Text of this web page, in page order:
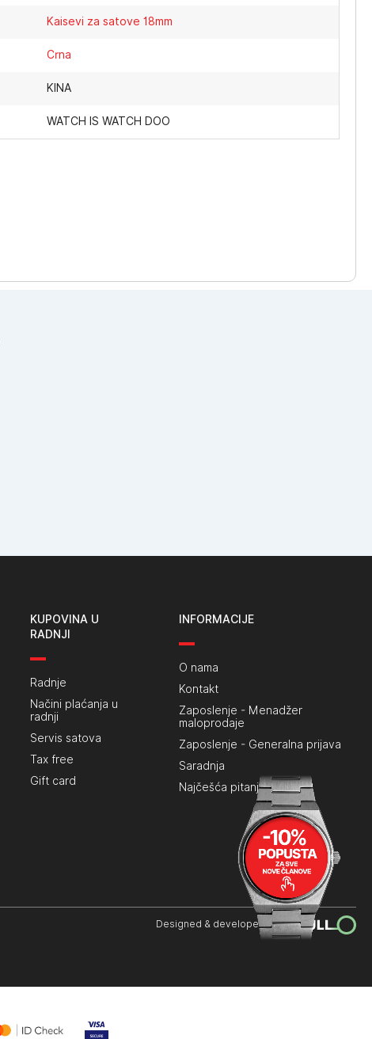
Kaisevi za satove 18mm
Crna
KINA
WATCH IS WATCH DOO
KUPOVINA U
RADNJI
Radnje
Načini plaćanja u
radnji
Servis satova
Tax free
Gift card
INFORMACIJE
O nama
Kontakt
Zaposlenje - Menadžer
maloprodaje
Zaposlenje - Generalna prijava
Saradnja
Najčešća pitanja
Designed & developed by: